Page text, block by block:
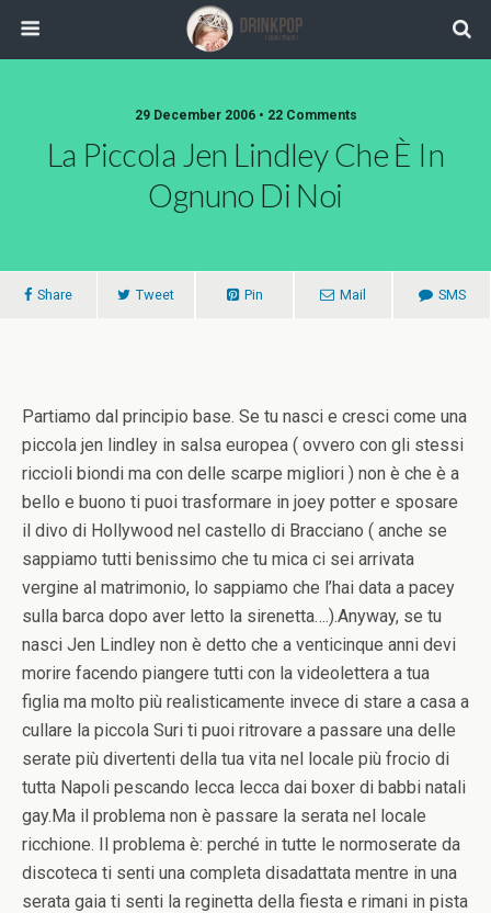
29 December 2006 • 22 Comments
La Piccola Jen Lindley Che È In
Ognuno Di Noi
Share Tweet Pin Mail SMS
Partiamo dal principio base. Se tu nasci e cresci come una
piccola jen lindley in salsa europea ( ovvero con gli stessi
riccioli biondi ma con delle scarpe migliori ) non è che è a
bello e buono ti puoi trasformare in joey potter e sposare
il divo di Hollywood nel castello di Bracciano ( anche se
sappiamo tutti benissimo che tu mica ci sei arrivata
vergine al matrimonio, lo sappiamo che l’hai data a pacey
sulla barca dopo aver letto la sirenetta….).Anyway, se tu
nasci Jen Lindley non è detto che a venticinque anni devi
morire facendo piangere tutti con la videolettera a tua
figlia ma molto più realisticamente invece di stare a casa a
cullare la piccola Suri ti puoi ritrovare a passare una delle
serate più divertenti della tua vita nel locale più frocio di
tutta Napoli pescando lecca lecca dai boxer di babbi natali
gay.Ma il problema non è passare la serata nel locale
ricchione. Il problema è: perché in tutte le normoserate da
discoteca ti senti una completa disadattata mentre in una
serata gaia ti senti la reginetta della fiesta e rimani in pista